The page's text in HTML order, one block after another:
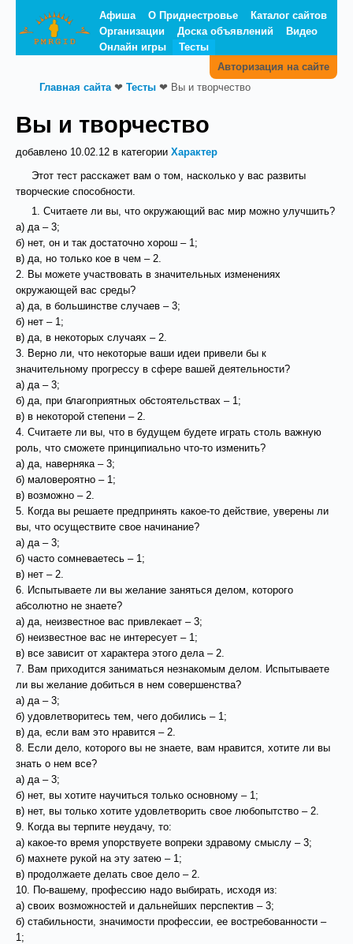
Афиша О Приднестровье
Каталог сайтов
Организации
Доска объявлений
Видео
Онлайн игры
Тесты
Авторизация на сайте
Главная сайта❤ Тесты ❤ Вы и творчество
Вы и творчество
добавлено 10.02.12 в категории Характер
Этот тест расскажет вам о том, насколько у вас развиты
творческие способности.
1. Считаете ли вы, что окружающий вас мир можно улучшить?
а) да – 3;
б) нет, он и так достаточно хорош – 1;
в) да, но только кое в чем – 2.
2. Вы можете участвовать в значительных изменениях
окружающей вас среды?
а) да, в большинстве случаев – 3;
б) нет – 1;
в) да, в некоторых случаях – 2.
3. Верно ли, что некоторые ваши идеи привели бы к
значительному прогрессу в сфере вашей деятельности?
а) да – 3;
б) да, при благоприятных обстоятельствах – 1;
в) в некоторой степени – 2.
4. Считаете ли вы, что в будущем будете играть столь важную
роль, что сможете принципиально что-то изменить?
а) да, наверняка – 3;
б) маловероятно – 1;
в) возможно – 2.
5. Когда вы решаете предпринять какое-то действие, уверены ли
вы, что осуществите свое начинание?
а) да – 3;
б) часто сомневаетесь – 1;
в) нет – 2.
6. Испытываете ли вы желание заняться делом, которого
абсолютно не знаете?
а) да, неизвестное вас привлекает – 3;
б) неизвестное вас не интересует – 1;
в) все зависит от характера этого дела – 2.
7. Вам приходится заниматься незнакомым делом. Испытываете
ли вы желание добиться в нем совершенства?
а) да – 3;
б) удовлетворитесь тем, чего добились – 1;
в) да, если вам это нравится – 2.
8. Если дело, которого вы не знаете, вам нравится, хотите ли вы
знать о нем все?
а) да – 3;
б) нет, вы хотите научиться только основному – 1;
в) нет, вы только хотите удовлетворить свое любопытство – 2.
9. Когда вы терпите неудачу, то:
а) какое-то время упорствуете вопреки здравому смыслу – 3;
б) махнете рукой на эту затею – 1;
в) продолжаете делать свое дело – 2.
10. По-вашему, профессию надо выбирать, исходя из:
а) своих возможностей и дальнейших перспектив – 3;
б) стабильности, значимости профессии, ее востребованности –
1;